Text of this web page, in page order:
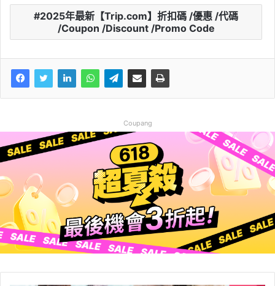
2025年最新【Trip.com】折扣碼 /優惠 /代碼
/Coupon /Discount /Promo Code
Coupang